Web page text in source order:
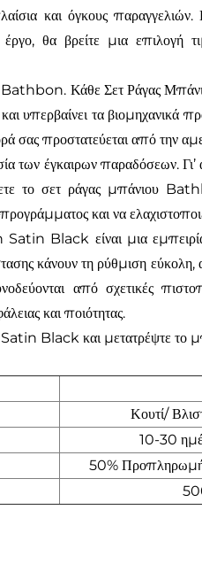
και όγκους παραγγελιών.
θα βρείτε μια επιλογή
Bathbon. Κάθε Σετ Ράγας
και υπερβαίνει τα
σας προστατεύεται από την
των έγκαιρων παραδόσεων.
το σετ ράγας μπάνιου
και να
Black είναι μια
κάνουν τη ρύθμιση εύκολη,
από σχετικές
και ποιότητας.
Black και μετατρέψτε το
Κουτί/
10-30
50%